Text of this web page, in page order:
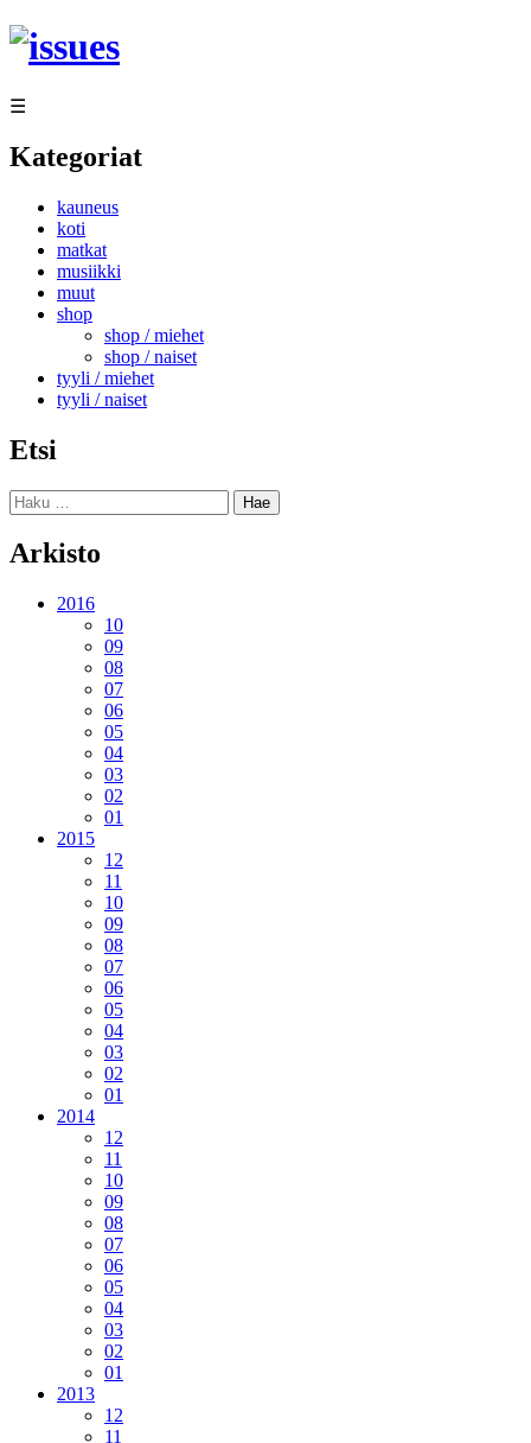
Siirry
sisältöön
☰
Kategoriat
kauneus
koti
matkat
musiikki
muut
shop
shop / miehet
shop / naiset
tyyli / miehet
tyyli / naiset
Etsi
Haku:
Arkisto
2016
10
09
08
07
06
05
04
03
02
01
2015
12
11
10
09
08
07
06
05
04
03
02
01
2014
12
11
10
09
08
07
06
05
04
03
02
01
2013
12
11